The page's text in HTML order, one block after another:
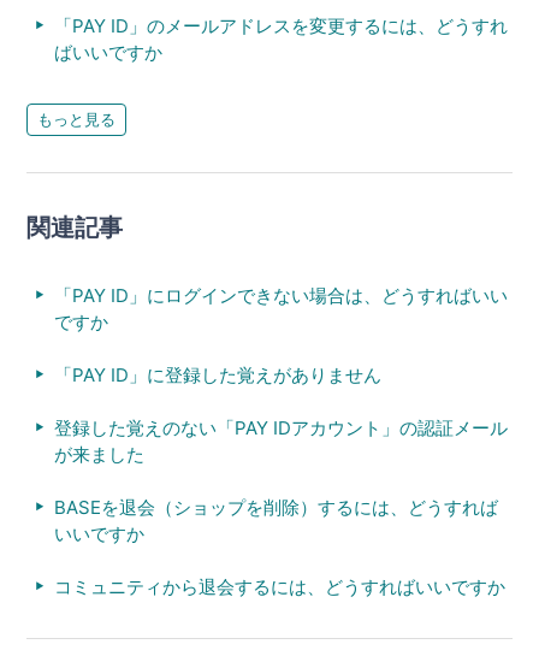
「PAY ID」のメールアドレスを変更するには、どうすれ
ばいいですか
もっと見る
関連記事
「PAY ID」にログインできない場合は、どうすればいい
ですか
「PAY ID」に登録した覚えがありません
登録した覚えのない「PAY IDアカウント」の認証メール
が来ました
BASEを退会（ショップを削除）するには、どうすれば
いいですか
コミュニティから退会するには、どうすればいいですか